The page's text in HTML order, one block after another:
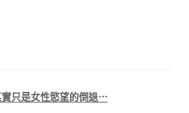
實只是女性慾望的倒退⋯